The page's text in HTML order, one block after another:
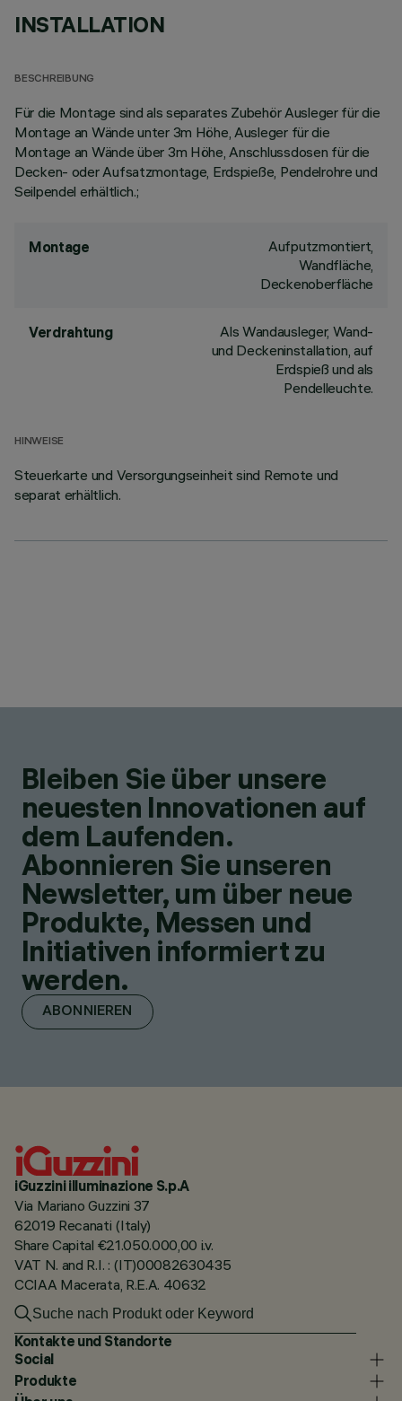
INSTALLATION
BESCHREIBUNG
Für die Montage sind als separates Zubehör Ausleger für die
Montage an Wände unter 3m Höhe, Ausleger für die
Montage an Wände über 3m Höhe, Anschlussdosen für die
Decken- oder Aufsatzmontage, Erdspieße, Pendelrohre und
Seilpendel erhältlich.;
Montage
Aufputzmontiert,
Wandfläche,
Deckenoberfläche
Verdrahtung
Als Wandausleger, Wand-
und Deckeninstallation, auf
Erdspieß und als
Pendelleuchte.
HINWEISE
Steuerkarte und Versorgungseinheit sind Remote und
separat erhältlich.
Bleiben Sie über unsere
neuesten Innovationen auf
dem Laufenden.
Abonnieren Sie unseren
Newsletter, um über neue
Produkte, Messen und
Initiativen informiert zu
werden.
ABONNIEREN
iGuzzini illuminazione S.p.A
Via Mariano Guzzini 37
62019 Recanati (Italy)
Share Capital €21.050.000,00 i.v.
VAT N. and R.I. : (IT)00082630435
CCIAA Macerata, R.E.A. 40632
Kontakte und Standorte
Social
Produkte